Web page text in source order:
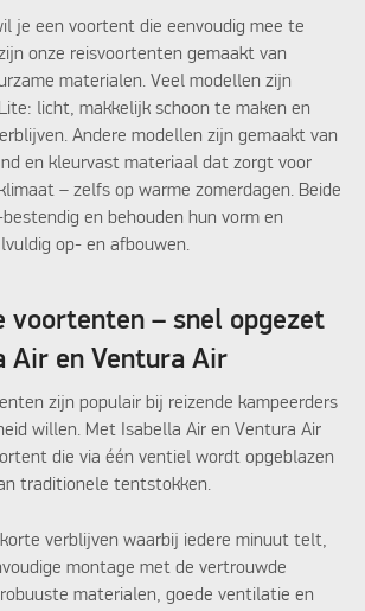
je een voortent die eenvoudig mee te
onze reisvoortenten gemaakt van
materialen. Veel modellen zijn
licht, makkelijk schoon te maken en
Andere modellen zijn gemaakt van
en kleurvast materiaal dat zorgt voor
– zelfs op warme zomerdagen. Beide
en behouden hun vorm en
op- en afbouwen.
voortenten – snel opgezet
Air en Ventura Air
zijn populair bij reizende kampeerders
willen. Met Isabella Air en Ventura Air
die via één ventiel wordt opgeblazen
traditionele tentstokken.
verblijven waarbij iedere minuut telt,
montage met de vertrouwde
materialen, goede ventilatie en